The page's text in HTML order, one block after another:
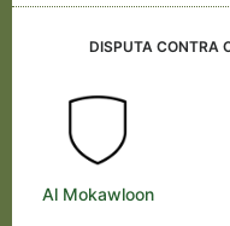
DISPUTA CONTRA
Al Mokawloon